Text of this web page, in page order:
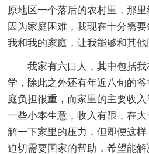
原地区一个落后的农村里，那里
因为家庭困难，我现在十分需
我和我的家庭，让我能够和其他
我家有六口人，其中包括
学，除此之外还有年近八旬的
庭负担很重，而家里的主要收
一些小本生意，收入有限，在
解一下家里的压力，但即便这样
迫切需要国家的帮助，希望能解